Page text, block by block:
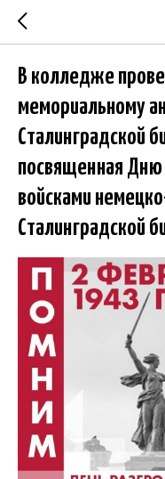
В колледже
мемориальному
Сталинградской
посвященная Дню
войсками
Сталинградской